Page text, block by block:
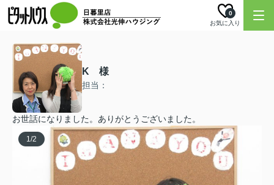
お気に入り
0
K 様
担当：
お世話になりました。ありがとうございました。
1/2